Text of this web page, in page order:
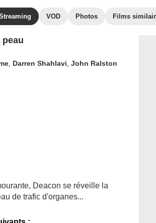
VOD Photos Films
peau
, Darren Shahlavi John Ralston
Deacon se réveille la
de trafic d'organes...